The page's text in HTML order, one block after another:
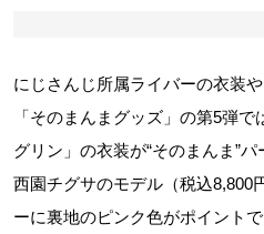
にじさんじ所属ライバーの衣装
「そのまんまグッズ」の第5弾
グリン」の衣装が“そのまんま”
西園チグサのモデル（税込8,800
ーに裏地のピンク色がポイント